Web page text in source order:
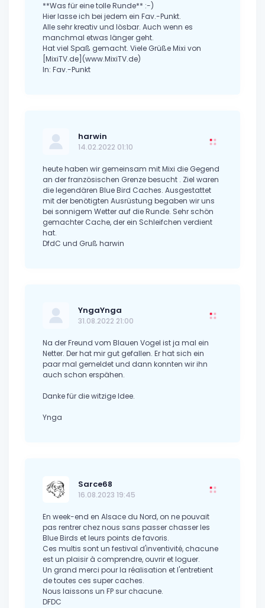
**Was für eine tolle Runde** :-)
Hier lasse ich bei jedem ein Fav.-Punkt.
Alle sehr kreativ und lösbar. Auch wenn es
manchmal etwas länger geht.
Hat viel Spaß gemacht. Viele Grüße Mixi von
[MixiTV.de](www.MixiTV.de)
In: Fav.-Punkt
harwin
14.02.2022 01:10
heute haben wir gemeinsam mit Mixi die Gegend
an der französischen Grenze besucht . Ziel waren
die legendären Blue Bird Caches. Ausgestattet
mit der benötigten Ausrüstung begaben wir uns
bei sonnigem Wetter auf die Runde. Sehr schön
gemachter Cache, der ein Schleifchen verdient
hat.
DfdC und Gruß harwin
YngaYnga
31.08.2022 21:00
Na der Freund vom Blauen Vogel ist ja mal ein
Netter. Der hat mir gut gefallen. Er hat sich ein
paar mal gemeldet und dann konnten wir ihn
auch schon erspähen.
Danke für die witzige Idee.
Ynga
Sarce68
16.08.2023 19:45
En week-end en Alsace du Nord, on ne pouvait
pas rentrer chez nous sans passer chasser les
Blue Birds et leurs points de favoris.
Ces multis sont un festival d'inventivité, chacune
est un plaisir à comprendre, ouvrir et loguer.
Un grand merci pour la réalisation et l'entretient
de toutes ces super caches.
Nous laissons un FP sur chacune.
DFDC